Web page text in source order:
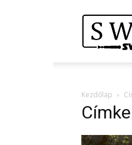
Wars
Miniatures
Portál
Kezdőlap